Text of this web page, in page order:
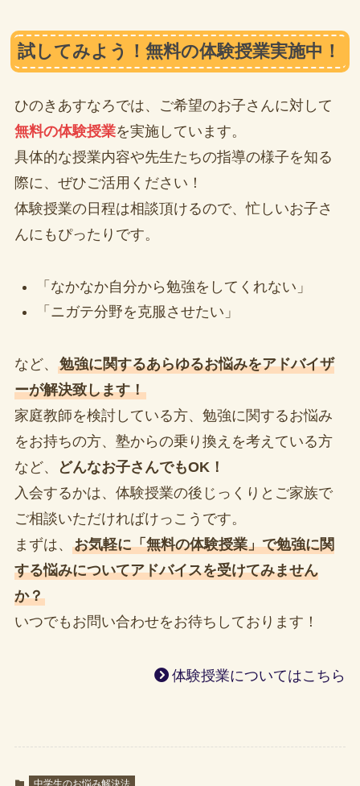
試してみよう！無料の体験授業実施中！
ひのきあすなろでは、ご希望のお子さんに対して
無料の体験授業を実施しています。
具体的な授業内容や先生たちの指導の様子を知る
際に、ぜひご活用ください！
体験授業の日程は相談頂けるので、忙しいお子さ
んにもぴったりです。
「なかなか自分から勉強をしてくれない」
「ニガテ分野を克服させたい」
など、 勉強に関するあらゆるお悩みをアドバイザ
ーが解決致します！
家庭教師を検討している方、勉強に関するお悩み
をお持ちの方、塾からの乗り換えを考えている方
など、
どんなお子さんでもOK！
入会するかは、体験授業の後じっくりとご家族で
ご相談いただければけっこうです。
まずは、 お気軽に「無料の体験授業」で勉強に関
する悩みについてアドバイスを受けてみません
か？
いつでもお問い合わせをお待ちしております！
体験授業についてはこちら